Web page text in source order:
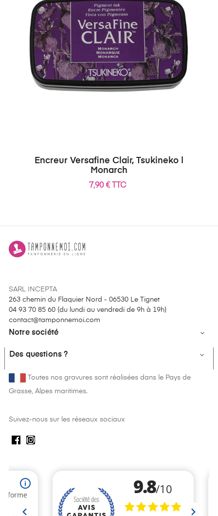
Encreur Versafine Clair, Tsukineko |
Monarch
7,90 € TTC
SARL INCEPTA
263 chemin du Flaquier Nord - 06530 Le Tignet
04 93 70 85 60 (du lundi au vendredi de 9h à 19h)
contact@tamponnemoi.com
Notre société 
Des questions ? 
Toutes nos gravures sont réalisées dans le Pays de
Grasse, Alpes maritimes.
Suivez-nous sur les réseaux sociaux